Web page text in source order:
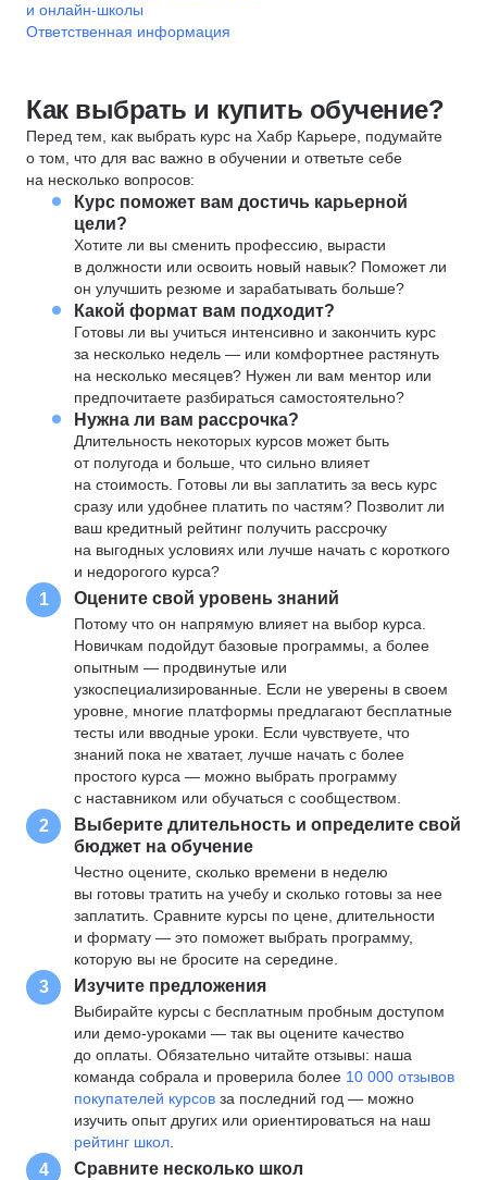
и онлайн-школы
Ответственная информация
Как выбрать и купить обучение?
Перед тем, как выбрать курс на Хабр Карьере, подумайте
о том, что для вас важно в обучении и ответьте себе
на несколько вопросов:
Курс поможет вам достичь карьерной
цели?
Хотите ли вы сменить профессию, вырасти
в должности или освоить новый навык? Поможет ли
он улучшить резюме и зарабатывать больше?
Какой формат вам подходит?
Готовы ли вы учиться интенсивно и закончить курс
за несколько недель — или комфортнее растянуть
на несколько месяцев? Нужен ли вам ментор или
предпочитаете разбираться самостоятельно?
Нужна ли вам рассрочка?
Длительность некоторых курсов может быть
от полугода и больше, что сильно влияет
на стоимость. Готовы ли вы заплатить за весь курс
сразу или удобнее платить по частям? Позволит ли
ваш кредитный рейтинг получить рассрочку
на выгодных условиях или лучше начать с короткого
и недорогого курса?
1 Оцените свой уровень знаний
Потому что он напрямую влияет на выбор курса.
Новичкам подойдут базовые программы, а более
опытным — продвинутые или
узкоспециализированные. Если не уверены в своем
уровне, многие платформы предлагают бесплатные
тесты или вводные уроки. Если чувствуете, что
знаний пока не хватает, лучше начать с более
простого курса — можно выбрать программу
с наставником или обучаться с сообществом.
2
Выберите длительность и определите свой
бюджет на обучение
Честно оцените, сколько времени в неделю
вы готовы тратить на учебу и сколько готовы за нее
заплатить. Сравните курсы по цене, длительности
и формату — это поможет выбрать программу,
которую вы не бросите на середине.
3 Изучите предложения
Выбирайте курсы с бесплатным пробным доступом
или демо-уроками — так вы оцените качество
до оплаты. Обязательно читайте отзывы: наша
команда собрала и проверила более 10 000 отзывов
покупателей курсов за последний год — можно
изучить опыт других или ориентироваться на наш
рейтинг школ
4 Сравните несколько школ